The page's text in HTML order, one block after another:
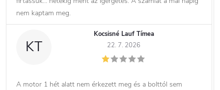
nem kaptam meg.
KT
Kocsisné Lauf Tímea
22. 7. 2026
A motor 1 hét alatt nem érkezett meg és a bolttól sem